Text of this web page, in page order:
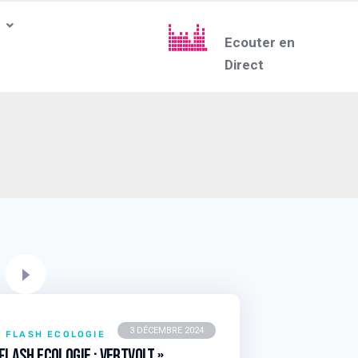
Ecouter en
Direct
3 DÉCEMBRE 2024
FLASH ECOLOGIE